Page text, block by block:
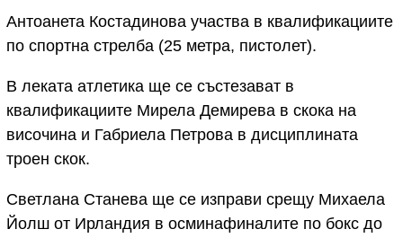
Антоанета Костадиновa участва в квалификациите
по спортна стрелба (25 метра, пистолет).
В леката атлетика ще се състезават в
квалификациите Мирела Демирева в скока на
височина и Габриела Петрова в дисциплината
троен скок.
Светлана Станева ще се изправи срещу Михаела
Йолш от Ирландия в осминафиналите по бокс до